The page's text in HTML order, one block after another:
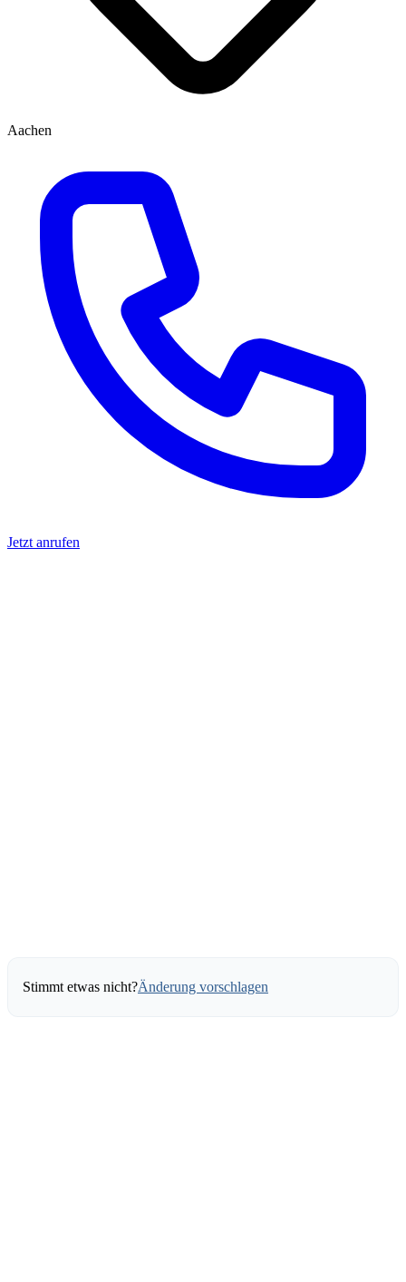
Aachen
Jetzt anrufen
Stimmt etwas nicht?Änderung vorschlagen